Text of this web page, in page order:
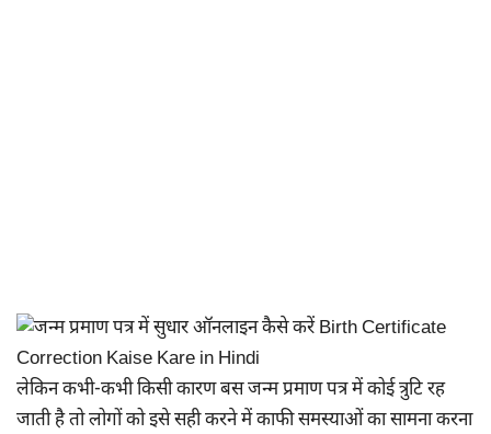
लेकिन कभी-कभी किसी कारण बस जन्म प्रमाण पत्र में कोई त्रुटि रह
जाती है तो लोगों को इसे सही करने में काफी समस्याओं का सामना करना